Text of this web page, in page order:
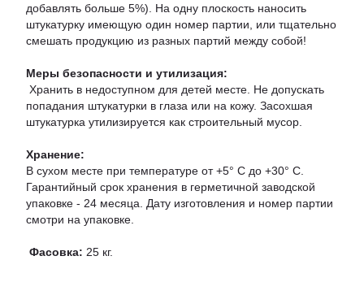
добавлять больше 5%). На одну плоскость наносить
штукатурку имеющую один номер партии, или тщательно
смешать продукцию из разных партий между собой!
Меры безопасности и утилизация:
Хранить в недоступном для детей месте. Не допускать
попадания штукатурки в глаза или на кожу. Засохшая
штукатурка утилизируется как строительный мусор.
Хранение:
В сухом месте при температуре от +5° С до +30° С.
Гарантийный срок хранения в герметичной заводской
упаковке - 24 месяца. Дату изготовления и номер партии
смотри на упаковке.
Фасовка: 25 кг.